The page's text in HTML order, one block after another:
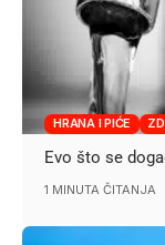
HRANA I PIĆE
Evo što se
1 MINUTA ČITANJA